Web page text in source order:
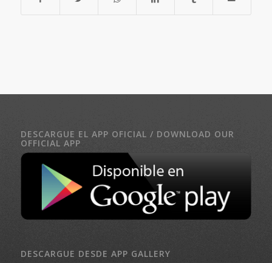
DESCARGUE EL APP OFICIAL / DOWNLOAD OUR
OFFICIAL APP
DESCARGUE DESDE APP GALLERY